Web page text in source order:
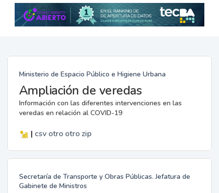
Ministerio de Espacio Público e Higiene Urbana
Ampliación de veredas
Información con las diferentes intervenciones en las
veredas en relación al COVID-19
| csv otro otro zip
Secretaría de Transporte y Obras Públicas. Jefatura de
Gabinete de Ministros